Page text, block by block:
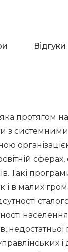
Відгуки
протягом
з
Такі
і в малих
недостатньої